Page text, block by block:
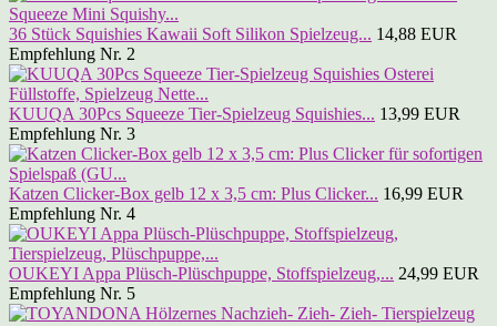
36 Stück Squishies Kawaii Soft Silikon Spielzeug... 14,88 EUR
Empfehlung Nr. 2
KUUQA 30Pcs Squeeze Tier-Spielzeug Squishies... 13,99 EUR
Empfehlung Nr. 3
Katzen Clicker-Box gelb 12 x 3,5 cm: Plus Clicker... 16,99 EUR
Empfehlung Nr. 4
OUKEYI Appa Plüsch-Plüschpuppe, Stoffspielzeug,... 24,99 EUR
Empfehlung Nr. 5